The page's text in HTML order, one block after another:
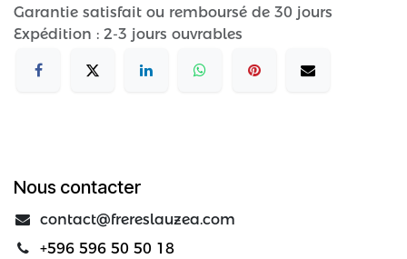
Garantie satisfait ou remboursé de 30 jours
Expédition : 2-3 jours ouvrables
Nous contacter
contact@frereslauzea.com
+596 596 50 50 18